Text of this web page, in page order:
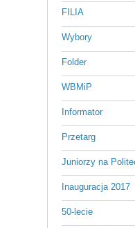
FILIA
Wybory
Folder
WBMiP
Informator
Przetarg
Juniorzy na
Inauguracja 2017
50-lecie